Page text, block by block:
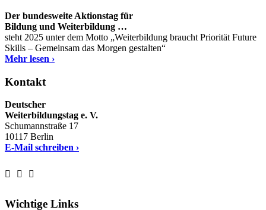
Der bundesweite Aktionstag für
Bildung und Weiterbildung …
steht 2025 unter dem Motto „Weiterbildung braucht Priorität Future
Skills – Gemeinsam das Morgen gestalten“
Mehr lesen ›
Kontakt
Deutscher
Weiterbildungstag e. V.
Schumannstraße 17
10117 Berlin
E-Mail schreiben ›
Wichtige Links